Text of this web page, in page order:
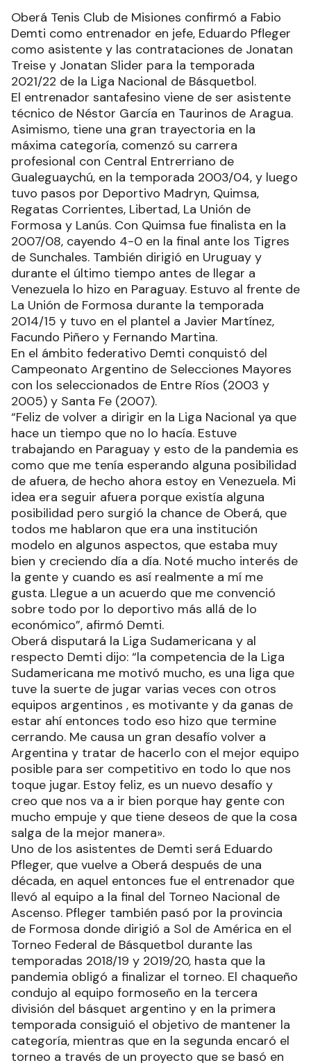
Oberá Tenis Club de Misiones confirmó a Fabio
Demti como entrenador en jefe, Eduardo Pfleger
como asistente y las contrataciones de Jonatan
Treise y Jonatan Slider para la temporada
2021/22 de la Liga Nacional de Básquetbol.
El entrenador santafesino viene de ser asistente
técnico de Néstor García en Taurinos de Aragua.
Asimismo, tiene una gran trayectoria en la
máxima categoría, comenzó su carrera
profesional con Central Entrerriano de
Gualeguaychú, en la temporada 2003/04, y luego
tuvo pasos por Deportivo Madryn, Quimsa,
Regatas Corrientes, Libertad, La Unión de
Formosa y Lanús. Con Quimsa fue finalista en la
2007/08, cayendo 4-0 en la final ante los Tigres
de Sunchales. También dirigió en Uruguay y
durante el último tiempo antes de llegar a
Venezuela lo hizo en Paraguay. Estuvo al frente de
La Unión de Formosa durante la temporada
2014/15 y tuvo en el plantel a Javier Martínez,
Facundo Piñero y Fernando Martina.
En el ámbito federativo Demti conquistó del
Campeonato Argentino de Selecciones Mayores
con los seleccionados de Entre Ríos (2003 y
2005) y Santa Fe (2007).
“Feliz de volver a dirigir en la Liga Nacional ya que
hace un tiempo que no lo hacía. Estuve
trabajando en Paraguay y esto de la pandemia es
como que me tenía esperando alguna posibilidad
de afuera, de hecho ahora estoy en Venezuela. Mi
idea era seguir afuera porque existía alguna
posibilidad pero surgió la chance de Oberá, que
todos me hablaron que era una institución
modelo en algunos aspectos, que estaba muy
bien y creciendo día a día. Noté mucho interés de
la gente y cuando es así realmente a mí me
gusta. Llegue a un acuerdo que me convenció
sobre todo por lo deportivo más allá de lo
económico”, afirmó Demti.
Oberá disputará la Liga Sudamericana y al
respecto Demti dijo: “la competencia de la Liga
Sudamericana me motivó mucho, es una liga que
tuve la suerte de jugar varias veces con otros
equipos argentinos , es motivante y da ganas de
estar ahí entonces todo eso hizo que termine
cerrando. Me causa un gran desafío volver a
Argentina y tratar de hacerlo con el mejor equipo
posible para ser competitivo en todo lo que nos
toque jugar. Estoy feliz, es un nuevo desafío y
creo que nos va a ir bien porque hay gente con
mucho empuje y que tiene deseos de que la cosa
salga de la mejor manera».
Uno de los asistentes de Demti será Eduardo
Pfleger, que vuelve a Oberá después de una
década, en aquel entonces fue el entrenador que
llevó al equipo a la final del Torneo Nacional de
Ascenso. Pfleger también pasó por la provincia
de Formosa donde dirigió a Sol de América en el
Torneo Federal de Básquetbol durante las
temporadas 2018/19 y 2019/20, hasta que la
pandemia obligó a finalizar el torneo. El chaqueño
condujo al equipo formoseño en la tercera
división del básquet argentino y en la primera
temporada consiguió el objetivo de mantener la
categoría, mientras que en la segunda encaró el
torneo a través de un proyecto que se basó en